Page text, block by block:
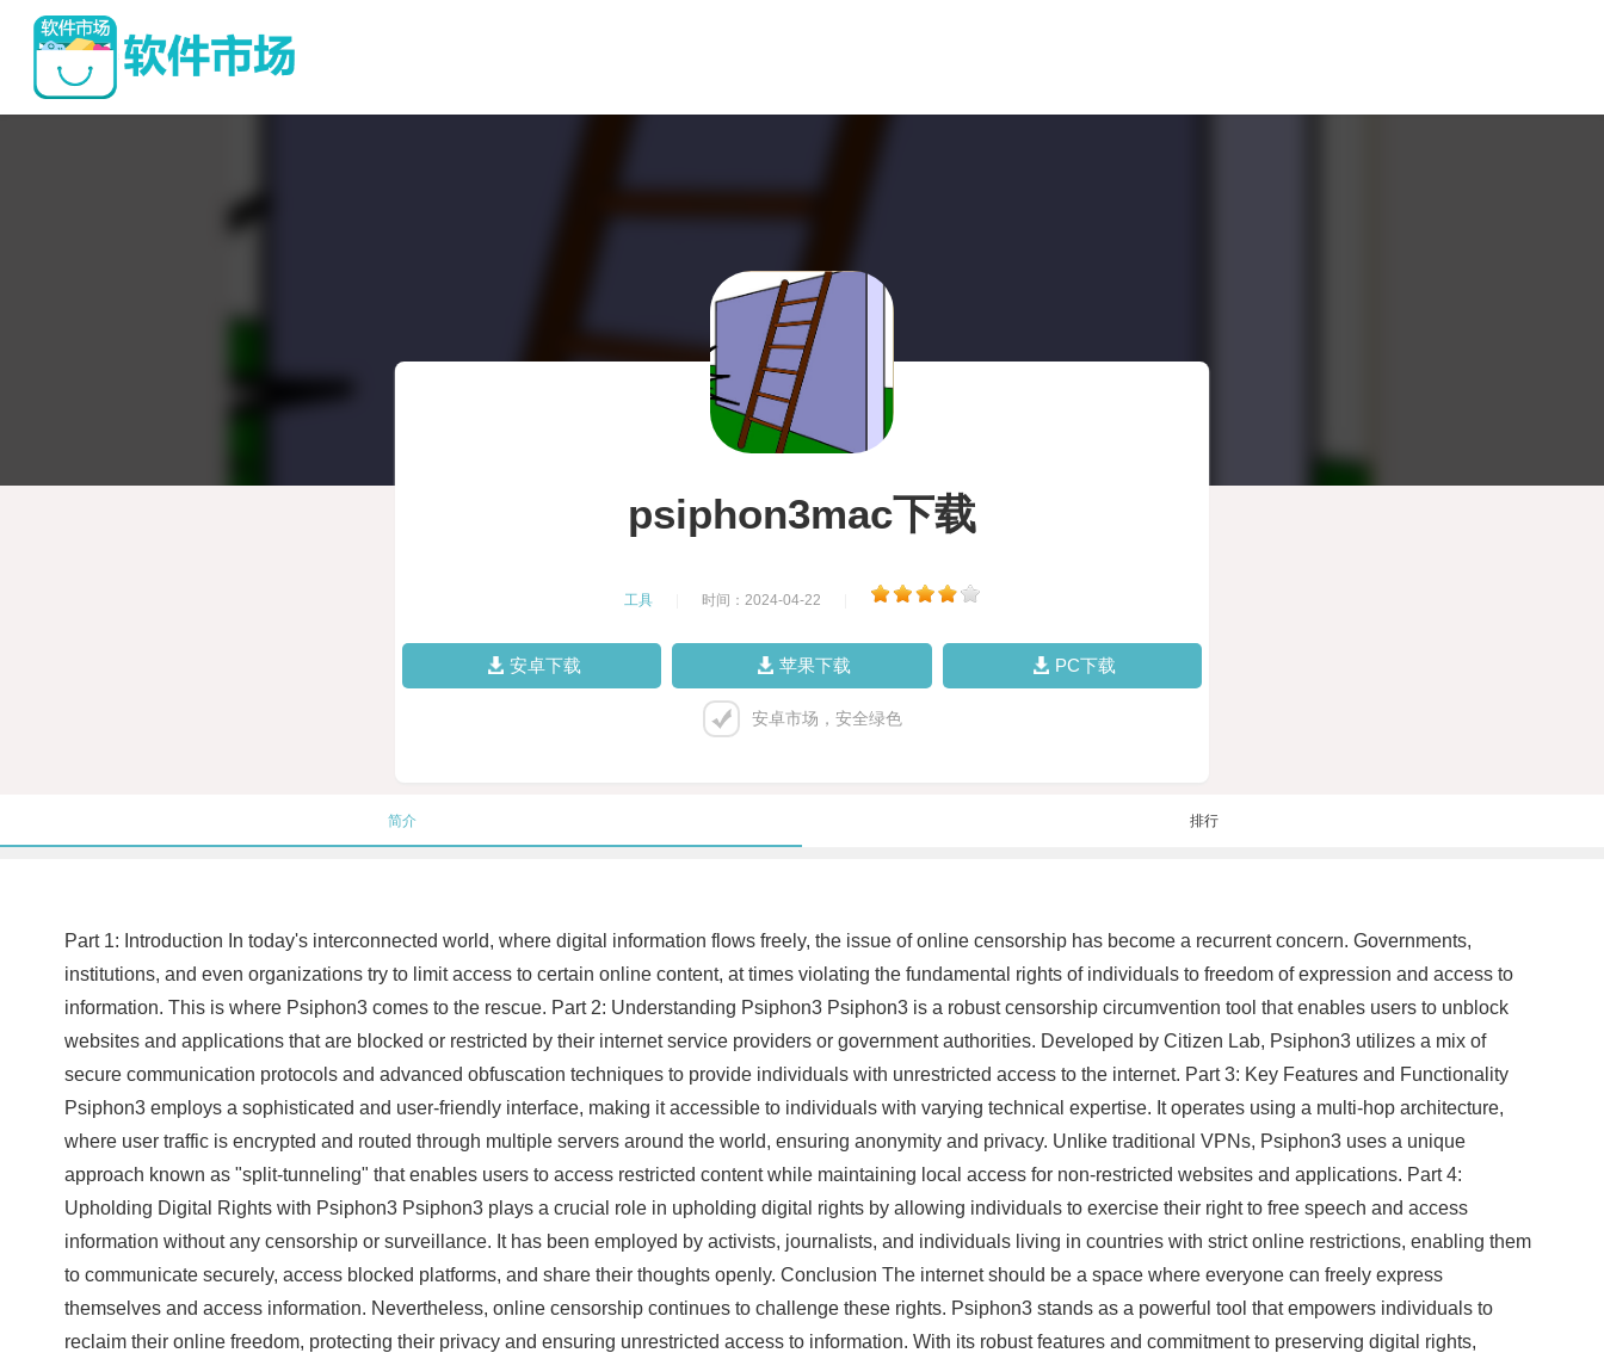
psiphon3mac下载
工具 时间：2024-04-22
安卓下载 苹果下载 PC下载
安卓市场，安全绿色
简介 排行
Part 1: Introduction In today's interconnected world, where digital information flows freely, the issue of online censorship has become a recurrent concern. Governments,
institutions, and even organizations try to limit access to certain online content, at times violating the fundamental rights of individuals to freedom of expression and access to
information. This is where Psiphon3 comes to the rescue. Part 2: Understanding Psiphon3 Psiphon3 is a robust censorship circumvention tool that enables users to unblock
websites and applications that are blocked or restricted by their internet service providers or government authorities. Developed by Citizen Lab, Psiphon3 utilizes a mix of
secure communication protocols and advanced obfuscation techniques to provide individuals with unrestricted access to the internet. Part 3: Key Features and Functionality
Psiphon3 employs a sophisticated and user-friendly interface, making it accessible to individuals with varying technical expertise. It operates using a multi-hop architecture,
where user traffic is encrypted and routed through multiple servers around the world, ensuring anonymity and privacy. Unlike traditional VPNs, Psiphon3 uses a unique
approach known as "split-tunneling" that enables users to access restricted content while maintaining local access for non-restricted websites and applications. Part 4:
Upholding Digital Rights with Psiphon3 Psiphon3 plays a crucial role in upholding digital rights by allowing individuals to exercise their right to free speech and access
information without any censorship or surveillance. It has been employed by activists, journalists, and individuals living in countries with strict online restrictions, enabling them
to communicate securely, access blocked platforms, and share their thoughts openly. Conclusion The internet should be a space where everyone can freely express
themselves and access information. Nevertheless, online censorship continues to challenge these rights. Psiphon3 stands as a powerful tool that empowers individuals to
reclaim their online freedom, protecting their privacy and ensuring unrestricted access to information. With its robust features and commitment to preserving digital rights,